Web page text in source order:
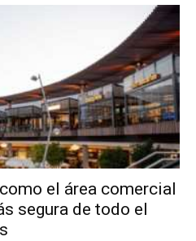
el área comercial
segura de todo el